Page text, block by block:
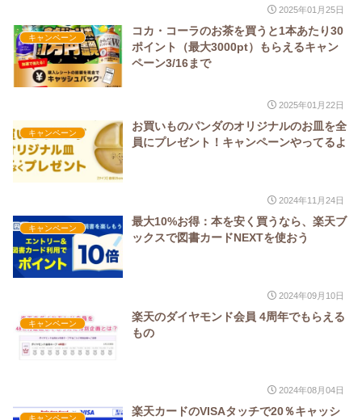
2025年01月25日
キャンペーン
コカ・コーラのお茶を買うと1本あたり30
ポイント（最大3000pt）もらえるキャン
ペーン3/16まで
2025年01月22日
キャンペーン
お買いものパンダのオリジナルのお皿を全
員にプレゼント！キャンペーンやってるよ
2024年11月24日
キャンペーン
最大10%お得：本を安く買うなら、楽天ブ
ックスで図書カードNEXTを使おう
2024年09月10日
キャンペーン
楽天のダイヤモンド会員 4周年でもらえる
もの
2024年08月04日
楽天カードのVISAタッチで20％キャッシ